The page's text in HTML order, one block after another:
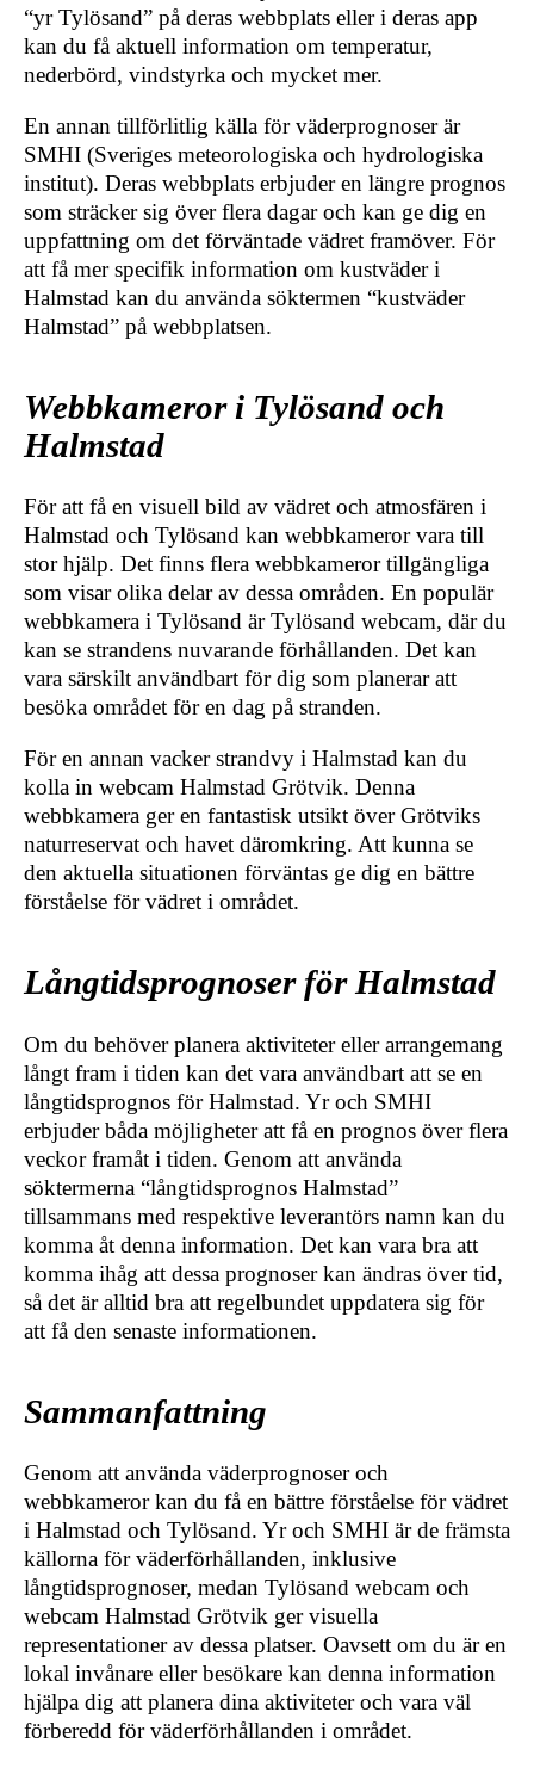
“yr Tylösand” på deras webbplats eller i deras app
kan du få aktuell information om temperatur,
nederbörd, vindstyrka och mycket mer.
En annan tillförlitlig källa för väderprognoser är
SMHI (Sveriges meteorologiska och hydrologiska
institut). Deras webbplats erbjuder en längre prognos
som sträcker sig över flera dagar och kan ge dig en
uppfattning om det förväntade vädret framöver. För
att få mer specifik information om kustväder i
Halmstad kan du använda söktermen “kustväder
Halmstad” på webbplatsen.
Webbkameror i Tylösand och
Halmstad
För att få en visuell bild av vädret och atmosfären i
Halmstad och Tylösand kan webbkameror vara till
stor hjälp. Det finns flera webbkameror tillgängliga
som visar olika delar av dessa områden. En populär
webbkamera i Tylösand är Tylösand webcam, där du
kan se strandens nuvarande förhållanden. Det kan
vara särskilt användbart för dig som planerar att
besöka området för en dag på stranden.
För en annan vacker strandvy i Halmstad kan du
kolla in webcam Halmstad Grötvik. Denna
webbkamera ger en fantastisk utsikt över Grötviks
naturreservat och havet däromkring. Att kunna se
den aktuella situationen förväntas ge dig en bättre
förståelse för vädret i området.
Långtidsprognoser för Halmstad
Om du behöver planera aktiviteter eller arrangemang
långt fram i tiden kan det vara användbart att se en
långtidsprognos för Halmstad. Yr och SMHI
erbjuder båda möjligheter att få en prognos över flera
veckor framåt i tiden. Genom att använda
söktermerna “långtidsprognos Halmstad”
tillsammans med respektive leverantörs namn kan du
komma åt denna information. Det kan vara bra att
komma ihåg att dessa prognoser kan ändras över tid,
så det är alltid bra att regelbundet uppdatera sig för
att få den senaste informationen.
Sammanfattning
Genom att använda väderprognoser och
webbkameror kan du få en bättre förståelse för vädret
i Halmstad och Tylösand. Yr och SMHI är de främsta
källorna för väderförhållanden, inklusive
långtidsprognoser, medan Tylösand webcam och
webcam Halmstad Grötvik ger visuella
representationer av dessa platser. Oavsett om du är en
lokal invånare eller besökare kan denna information
hjälpa dig att planera dina aktiviteter och vara väl
förberedd för väderförhållanden i området.